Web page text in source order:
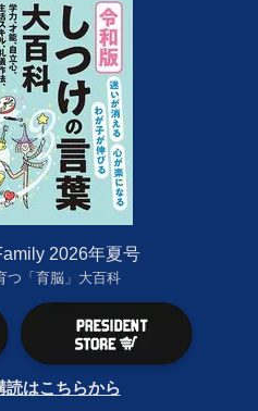
2026年夏号
つ「育脳」大百科
読はこちらから